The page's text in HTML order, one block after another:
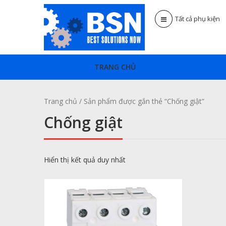
Tất cả phụ kiện
TRANG CHỦ
Trang chủ / Sản phẩm được gắn thẻ “Chống giật”
Chống giật
Hiển thị kết quả duy nhất